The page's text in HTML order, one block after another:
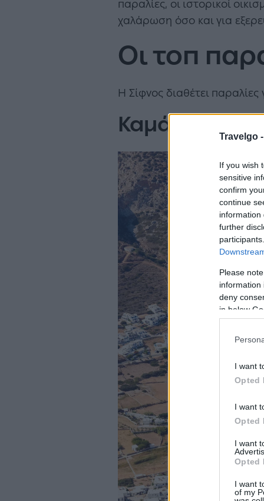
Travelgo -
If you wish
sensitive
confirm
continue
information
further
Please
information
deny
in below
I want
Opted
I want
Opted
I want
Opted
I want
of my
παραλίες, οι ιστορικοί
χαλάρωση όσο και για
Οι τοπ
Η Σίφνος διαθέτει
Καμάρες